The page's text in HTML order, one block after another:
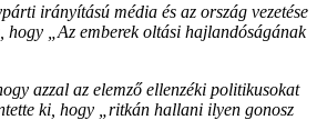
irányítású média és az ország vezetése
hogy „Az emberek oltási hajlandóságának
azzal az elemző ellenzéki politikusokat
ki, hogy „ritkán hallani ilyen gonosz